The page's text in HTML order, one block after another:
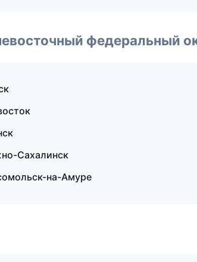
федеральный
Сахалинск
на-Амуре